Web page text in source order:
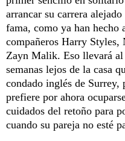
arrancar su carrera
fama, como ya han hecho
compañeros Harry
Zayn Malik. Eso llevará
semanas lejos de la casa
condado inglés de
prefiere por ahora
cuidados del retoño para
cuando su pareja no esté